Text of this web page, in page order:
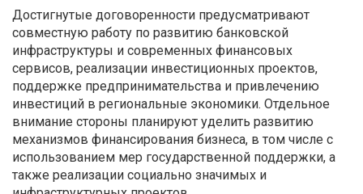
Достигнутые договоренности предусматривают
совместную работу по развитию банковской
инфраструктуры и современных финансовых
сервисов, реализации инвестиционных проектов,
поддержке предпринимательства и привлечению
инвестиций в региональные экономики. Отдельное
внимание стороны планируют уделить развитию
механизмов финансирования бизнеса, в том числе с
использованием мер государственной поддержки, а
также реализации социально значимых и